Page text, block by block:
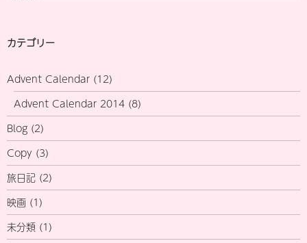
索:
カテゴリー
Advent Calendar (12)
Advent Calendar 2014 (8)
Blog (2)
Copy (3)
旅日記 (2)
映画 (1)
未分類 (1)